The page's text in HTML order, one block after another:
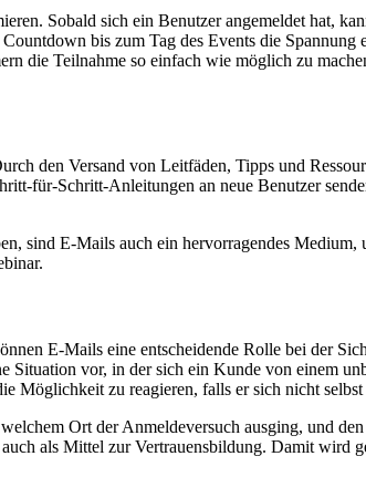
Sobald sich ein Benutzer angemeldet hat,
bis zum Tag des Events die
die Teilnahme so einfach wie möglich zu
den Versand von Leitfäden, Tipps und
für-Schritt-Anleitungen an neue Benutzer
sind E-Mails auch ein hervorragendes
E-Mails eine entscheidende Rolle bei der
vor, in der sich ein Kunde von einem
Möglichkeit zu reagieren, falls er sich nicht selbst
Ort der Anmeldeversuch ausging, und
als Mittel zur Vertrauensbildung. Damit wird